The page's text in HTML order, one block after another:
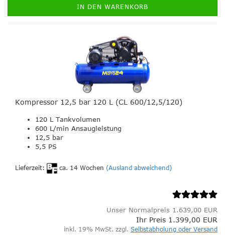
IN DEN WARENKORB
Kompressor 12,5 bar 120 L (CL 600/12,5/120)
120 L Tankvolumen
600 L/min Ansaugleistung
12,5 bar
5,5 PS
Lieferzeit: ca. 14 Wochen (Ausland abweichend)
Unser Normalpreis 1.639,00 EUR
Ihr Preis 1.399,00 EUR
inkl. 19% MwSt. zzgl. Selbstabholung oder Versand